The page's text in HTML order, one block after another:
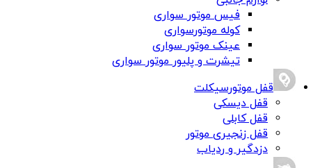
فیس موتور سواری
کوله موتورسواری
عینک موتور سواری
تیشرت و پلیور موتور سواری
قفل موتورسیکلت
قفل دیسکی
قفل کابلی
قفل زنجیری موتور
دزدگیر و ردیاب